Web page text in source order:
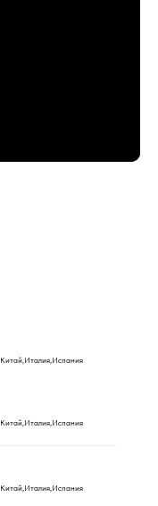
Китай,Италия,Испания
Китай,Италия,Испания
Китай,Италия,Испания